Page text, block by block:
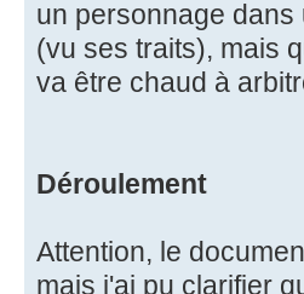
un personnage
(vu ses traits), mais
va être chaud à
Déroulement
Attention, le
mais j'ai pu clarifier